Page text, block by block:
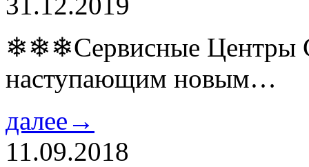
❄❄❄Сервисные Центры
наступающим новым…
далее→
11.09.2018